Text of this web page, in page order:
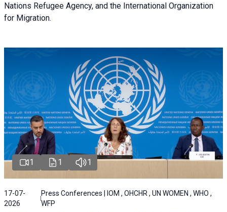
Nations Refugee Agency, and the International Organization
for Migration.
1 1 1
17-07-
2026
Press Conferences | IOM , OHCHR , UN WOMEN , WHO ,
WFP